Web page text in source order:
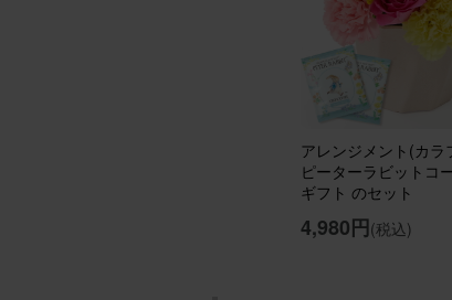
アレンジメント(カラ
ピーターラビットコ
ギフト のセット
4,980円(税込)